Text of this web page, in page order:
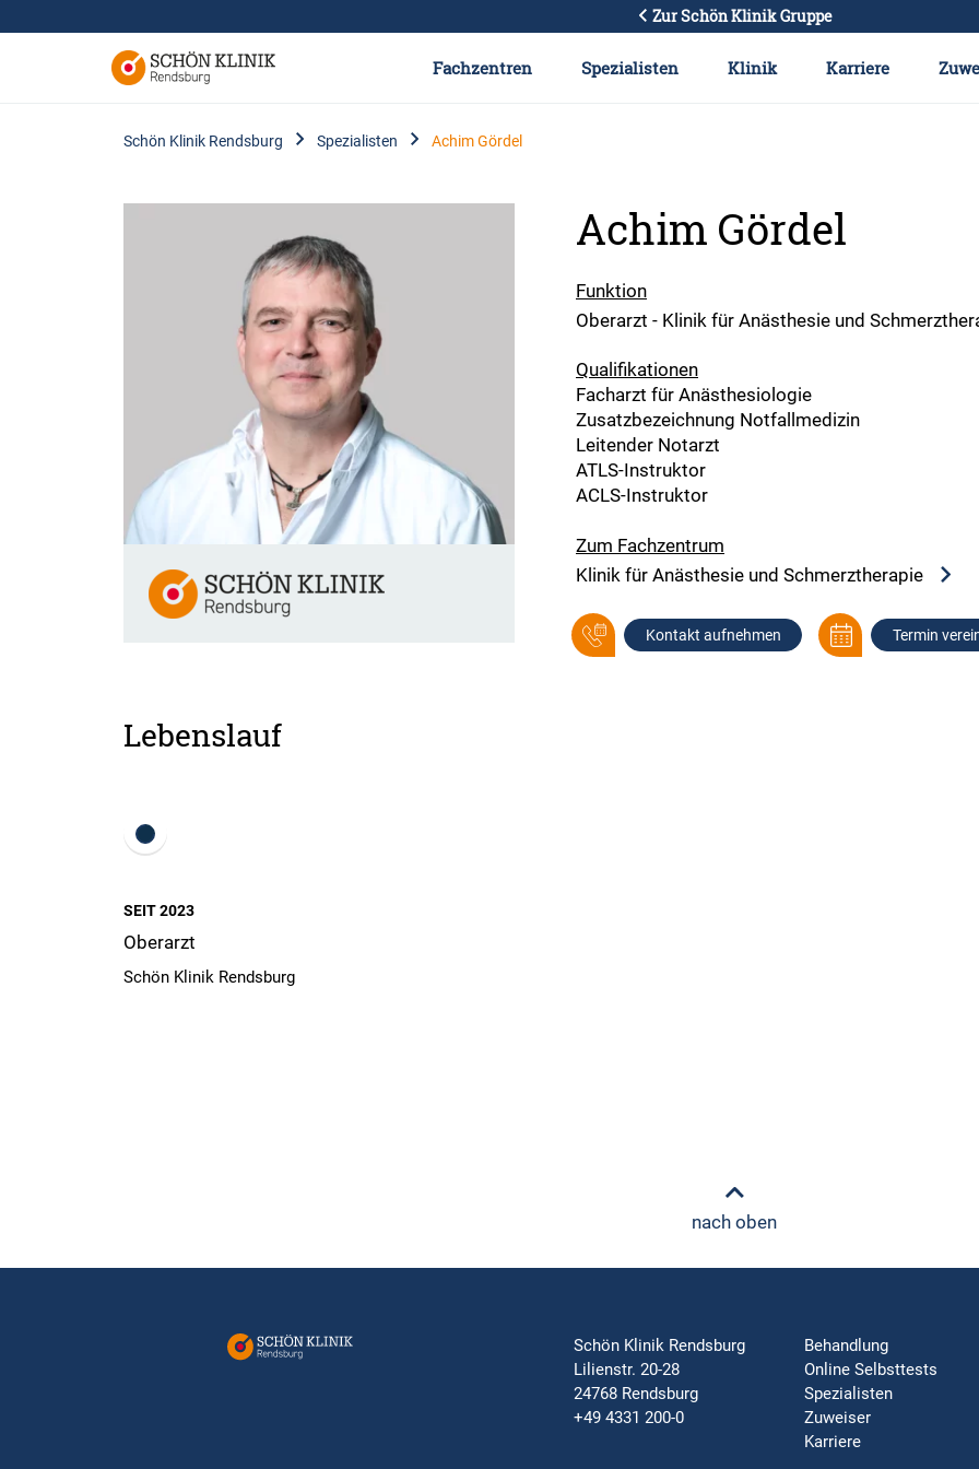
Zur Schön Klinik Gruppe
Fachzentren Spezialisten Klinik Karriere
Schön Klinik Rendsburg Spezialisten Achim Gördel
Achim Gördel
Funktion
Oberarzt - Klinik für Anästhesie und
Qualifikationen
Facharzt für Anästhesiologie
Zusatzbezeichnung Notfallmedizin
Leitender Notarzt
ATLS-Instruktor
ACLS-Instruktor
Zum Fachzentrum
Klinik für Anästhesie und Schmerztherapie
Kontakt aufnehmen Termin
Lebenslauf
SEIT 2023
Oberarzt
Schön Klinik Rendsburg
nach oben
Schön Klinik Rendsburg
Lilienstr. 20-28
24768 Rendsburg
+49 4331 200-0
Behandlung
Online Selbsttests
Spezialisten
Zuweiser
Karriere